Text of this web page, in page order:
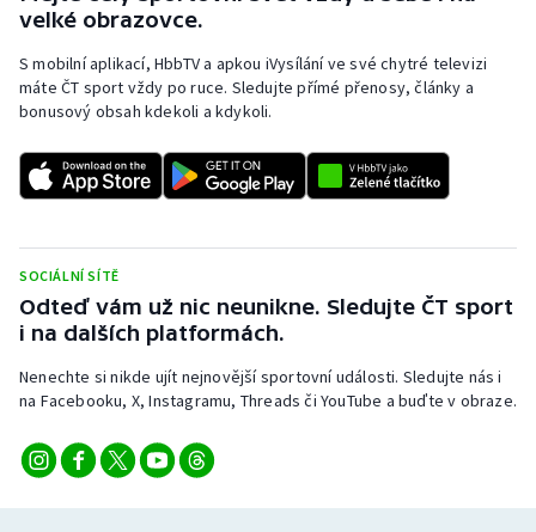
velké obrazovce.
S mobilní aplikací, HbbTV a apkou iVysílání ve své chytré televizi
máte ČT sport vždy po ruce. Sledujte přímé přenosy, články a
bonusový obsah kdekoli a kdykoli.
SOCIÁLNÍ SÍTĚ
Odteď vám už nic neunikne. Sledujte ČT sport
i na dalších platformách.
Nenechte si nikde ujít nejnovější sportovní události. Sledujte nás i
na Facebooku, X, Instagramu, Threads či YouTube a buďte v obraze.